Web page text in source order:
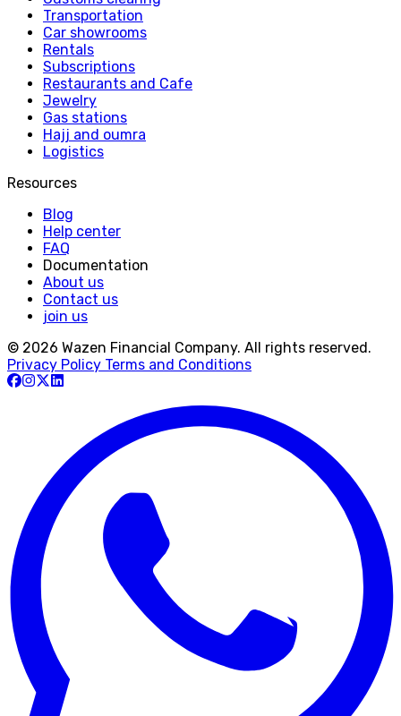
Transportation
Car showrooms
Rentals
Subscriptions
Restaurants and Cafe
Jewelry
Gas stations
Hajj and oumra
Logistics
Resources
Blog
Help center
FAQ
Documentation
About us
Contact us
join us
© 2026 Wazen Financial Company. All rights reserved.
Privacy Policy Terms and Conditions